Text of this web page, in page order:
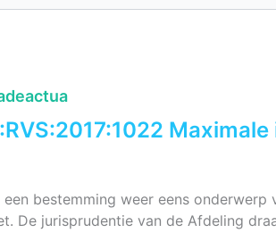
bestemming weer eens onderwerp
De jurisprudentie van de Afdeling